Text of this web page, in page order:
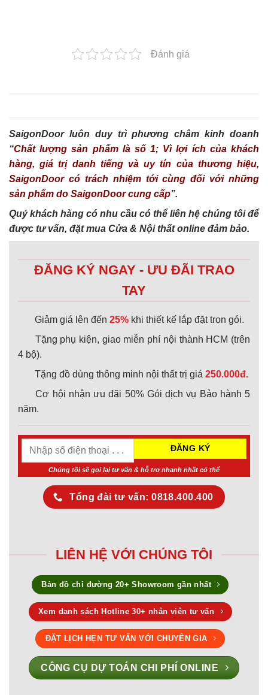
Đánh giá
SaigonDoor luôn duy trì phương châm kinh doanh
“Chất lượng sản phẩm là số 1; Vì lợi ích của khách
hàng, giá trị danh tiếng và uy tín của thương hiệu,
SaigonDoor có trách nhiệm tới cùng đối với những
sản phẩm do SaigonDoor cung cấp”.
Quý khách hàng có nhu cầu có thể liên hệ chúng tôi để
được tư vấn, đặt mua Cửa & Nội thất online đảm bảo.
ĐĂNG KÝ NGAY - ƯU ĐÃI TRAO
TAY
Giảm giá lên đến 25% khi thiết kế lắp đặt trọn gói.
Tặng phụ kiện, giao miễn phí nội thành HCM (trên
4 bộ).
Tặng đồ dùng thông minh nội thất trị giá 250.000đ.
Cơ hội nhận ưu đãi 50% Gói dịch vụ Bảo hành 5
năm.
Chúng tôi sẽ gọi lại tư vấn & hỗ trợ nhanh nhất có thể
Tổng đài tư vấn: 0818.400.400
LIÊN HỆ VỚI CHÚNG TÔI
Bản đồ chỉ đường 20+ Showroom gần nhất
Xem danh sách Hotline 30+ nhân viên tư vấn
ĐẶT LỊCH HẸN TƯ VẤN VỚI CHUYÊN GIA
CÔNG CỤ DỰ TOÁN CHI PHÍ ONLINE